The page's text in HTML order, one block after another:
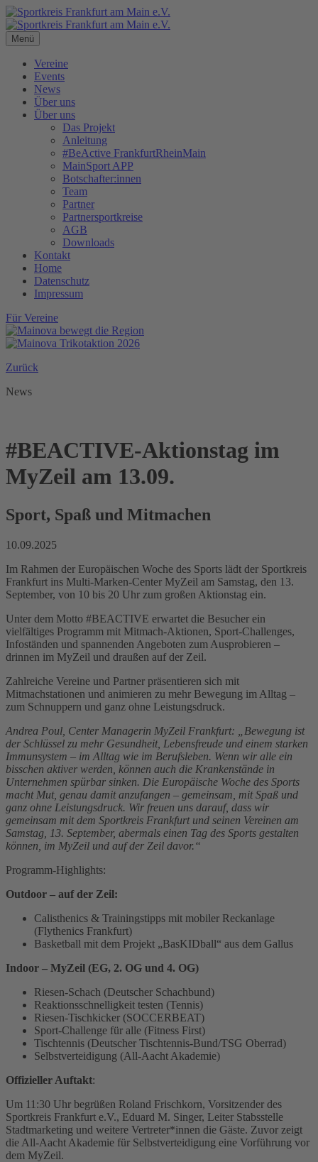
Menü
Vereine
Events
News
Über uns
Über uns
Das Projekt
Anleitung
#BeActive FrankfurtRheinMain
MainSport APP
Botschafter:innen
Team
Partner
Partnersportkreise
AGB
Downloads
Kontakt
Home
Datenschutz
Impressum
Für Vereine
Zurück
News
#BEACTIVE-Aktionstag im
MyZeil am 13.09.
Sport, Spaß und Mitmachen
10.09.2025
Im Rahmen der Europäischen Woche des Sports lädt der Sportkreis
Frankfurt ins Multi-Marken-Center MyZeil am Samstag, den 13.
September, von 10 bis 20 Uhr zum großen Aktionstag ein.
Unter dem Motto #BEACTIVE erwartet die Besucher ein
vielfältiges Programm mit Mitmach-Aktionen, Sport-Challenges,
Infoständen und spannenden Angeboten zum Ausprobieren –
drinnen im MyZeil und draußen auf der Zeil.
Zahlreiche Vereine und Partner präsentieren sich mit
Mitmachstationen und animieren zu mehr Bewegung im Alltag –
zum Schnuppern und ganz ohne Leistungsdruck.
Andrea Poul, Center Managerin MyZeil Frankfurt: „Bewegung ist
der Schlüssel zu mehr Gesundheit, Lebensfreude und einem starken
Immunsystem – im Alltag wie im Berufsleben. Wenn wir alle ein
bisschen aktiver werden, können auch die Krankenstände in
Unternehmen spürbar sinken. Die Europäische Woche des Sports
macht Mut, genau damit anzufangen – gemeinsam, mit Spaß und
ganz ohne Leistungsdruck. Wir freuen uns darauf, dass wir
gemeinsam mit dem Sportkreis Frankfurt und seinen Vereinen am
Samstag, 13. September, abermals einen Tag des Sports gestalten
können, im MyZeil und auf der Zeil davor.“
Programm-Highlights:
Outdoor – auf der Zeil:
Calisthenics & Trainingstipps mit mobiler Reckanlage
(Flythenics Frankfurt)
Basketball mit dem Projekt „BasKIDball“ aus dem Gallus
Indoor – MyZeil (EG, 2. OG und 4. OG)
Riesen-Schach (Deutscher Schachbund)
Reaktionsschnelligkeit testen (Tennis)
Riesen-Tischkicker (SOCCERBEAT)
Sport-Challenge für alle (Fitness First)
Tischtennis (Deutscher Tischtennis-Bund/TSG Oberrad)
Selbstverteidigung (All-Aacht Akademie)
Offizieller Auftakt:
Um 11:30 Uhr begrüßen Roland Frischkorn, Vorsitzender des
Sportkreis Frankfurt e.V., Eduard M. Singer, Leiter Stabsstelle
Stadtmarketing und weitere Vertreter*innen die Gäste. Zuvor zeigt
die All-Aacht Akademie für Selbstverteidigung eine Vorführung vor
dem MyZeil.